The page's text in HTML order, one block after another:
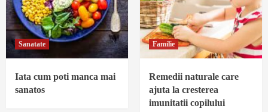
Sanatate
Iata cum poti manca mai
sanatos
Familie
Remedii naturale care
ajuta la cresterea
imunitatii copilului